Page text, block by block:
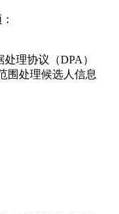
理协议（DPA）
围处理候选人信息